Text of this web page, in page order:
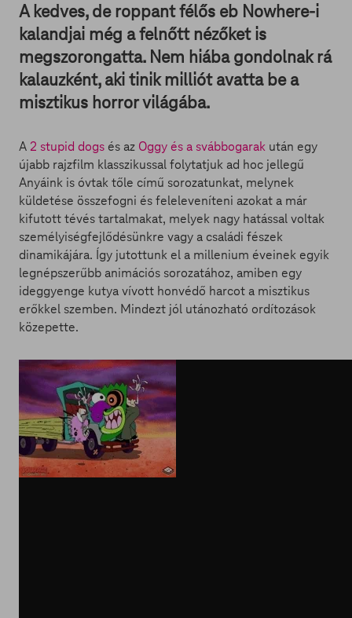
A kedves, de roppant félős eb Nowhere-i
kalandjai még a felnőtt nézőket is
megszorongatta. Nem hiába gondolnak rá
kalauzként, aki tinik milliót avatta be a
misztikus horror világába.
A 2 stupid dogs és az Oggy és a svábbogarak után egy
újabb rajzfilm klasszikussal folytatjuk ad hoc jellegű
Anyáink is óvtak tőle című sorozatunkat, melynek
küldetése összefogni és feleleveníteni azokat a már
kifutott tévés tartalmakat, melyek nagy hatással voltak
személyiségfejlődésünkre vagy a családi fészek
dinamikájára. Így jutottunk el a millenium éveinek egyik
legnépszerűbb animációs sorozatához, amiben egy
ideggyenge kutya vívott honvédő harcot a misztikus
erőkkel szemben. Mindezt jól utánozható ordítozások
közepette.